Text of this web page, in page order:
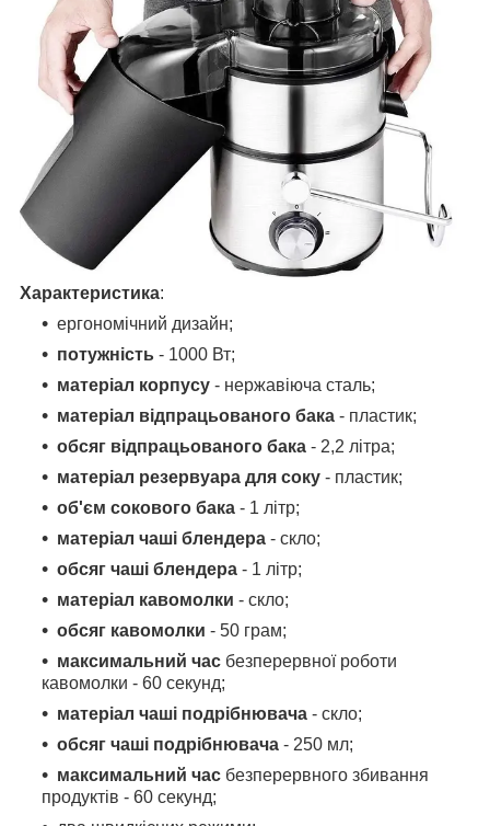
Характеристика:
ергономічний дизайн;
потужність - 1000 Вт;
матеріал корпусу - нержавіюча сталь;
матеріал відпрацьованого бака - пластик;
обсяг відпрацьованого бака - 2,2 літра;
матеріал резервуара для соку - пластик;
об'єм сокового бака - 1 літр;
матеріал чаші блендера - скло;
обсяг чаші блендера - 1 літр;
матеріал кавомолки - скло;
обсяг кавомолки - 50 грам;
максимальний час безперервної роботи
кавомолки - 60 секунд;
матеріал чаші подрібнювача - скло;
обсяг чаші подрібнювача - 250 мл;
максимальний час безперервного збивання
продуктів - 60 секунд;